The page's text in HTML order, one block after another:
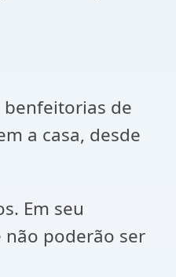
de
a casa, desde
Em seu
poderão ser